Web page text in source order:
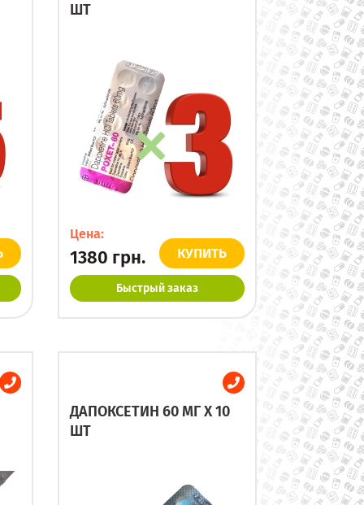
ШТ
Цена:
1380 грн. КУПИТЬ
Быстрый заказ
ДАПОКСЕТИН 60 МГ X 10
ШТ